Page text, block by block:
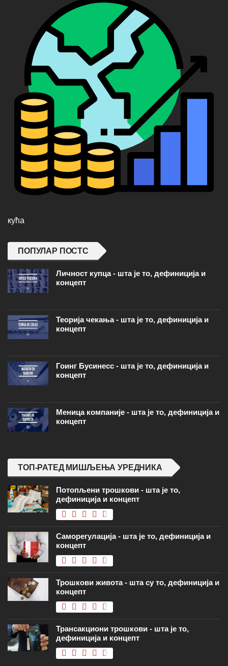
кућа
ПОПУЛАР ПОСТС
Личност купца - шта је то, дефиниција и
концепт
Теорија чекања - шта је то, дефиниција и
концепт
Гоинг Бусинесс - шта је то, дефиниција и
концепт
Меница компаније - шта је то, дефиниција и
концепт
ТОП-РАТЕД МИШЉЕЊА УРЕДНИКА
Потопљени трошкови - шта је то,
дефиниција и концепт
Саморегулација - шта је то, дефиниција и
концепт
Трошкови живота - шта су то, дефиниција и
концепт
Трансакциони трошкови - шта је то,
дефиниција и концепт